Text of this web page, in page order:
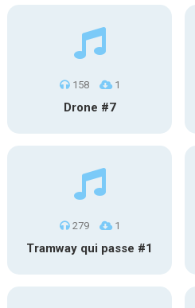
158 1
Drone #7
279 1
Tramway qui passe #1